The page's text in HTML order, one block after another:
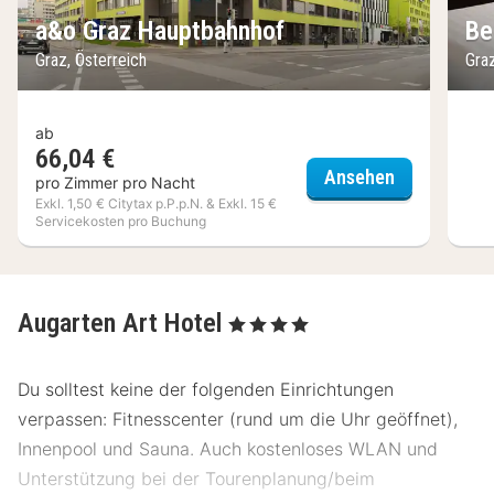
a&o Graz Hauptbahnhof
Graz, Österreich
ab
66,04 €
pro Zimmer pro Nacht
Exkl. 1,50 € Citytax p.P.p.N. & Exkl. 15 €
Servicekosten pro Buchung
Ansehen
Augarten Art Hotel , 4 Sterne
Du solltest keine der folgenden Einrichtungen
verpassen: Fitnesscenter (rund um die Uhr geöffnet),
Innenpool und Sauna. Auch kostenloses WLAN und
Unterstützung bei der Tourenplanung/beim